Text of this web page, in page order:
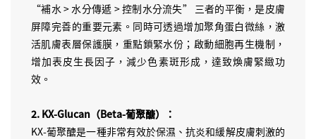
“補水 > 水分傳遞 > 控制水分流失” 三者的平衡，是皮膚
屏障完善的重要元素。同時可透過增加聚角蛋白微絲，激
活肌膚表層保護膜，重點鎖緊水份；啟動細胞再生機制，
增加表皮生長因子，減少色素斑形成，達致煥膚緊緻功
效。
2. KX-Glucan（Beta-葡聚醣）：
KX-葡聚醣是一種非常有效於保濕、抗炎和緩解皮膚刺激的